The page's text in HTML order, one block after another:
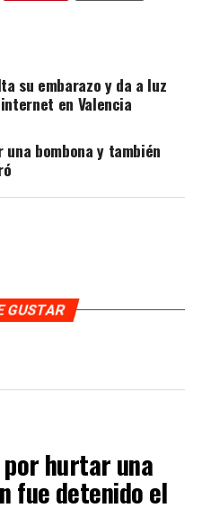
su embarazo y da a luz
en Valencia
bombona y también
GUSTAR
por hurtar una
fue detenido el